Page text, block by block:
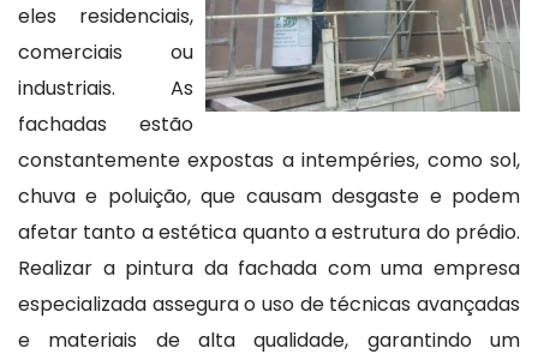
eles residenciais,
comerciais ou
industriais. As
fachadas estão
constantemente expostas a intempéries, como sol,
chuva e poluição, que causam desgaste e podem
afetar tanto a estética quanto a estrutura do prédio.
Realizar a pintura da fachada com uma empresa
especializada assegura o uso de técnicas avançadas
e materiais de alta qualidade, garantindo um